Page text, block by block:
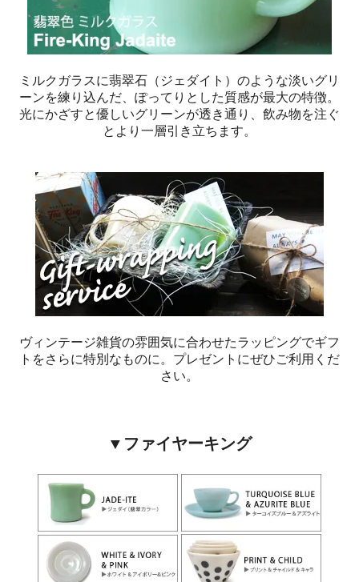
ミルクガラスに翡翠石（ジェダイト）のような淡いグリ
ーンを練り込んだ、ぽってりとした質感が最大の特徴。
光にかざすと優しいグリーンが透き通り、飲み物を注ぐ
とより一層引き立ちます。
ヴィンテージ雑貨の雰囲気に合わせたラッピングでギフ
トをさらに特別なものに。プレゼントにぜひご利用くだ
さい。
▼ファイヤーキング